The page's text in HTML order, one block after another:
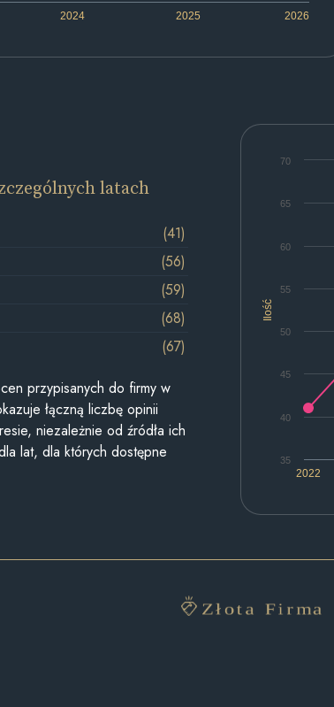
2024 2025 2026
Ilość
2022
35
40
45
50
55
60
65
70
latach
(41)
(56)
(59)
(68)
(67)
przypisanych do firmy w
łączną liczbę opinii
niezależnie od źródła ich
lat, dla których dostępne